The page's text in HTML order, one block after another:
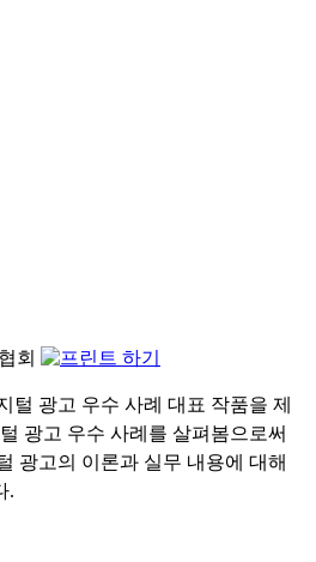
회
털 광고 우수 사례 대표 작품을 제
광고 우수 사례를 살펴봄으로써
광고의 이론과 실무 내용에 대해
.